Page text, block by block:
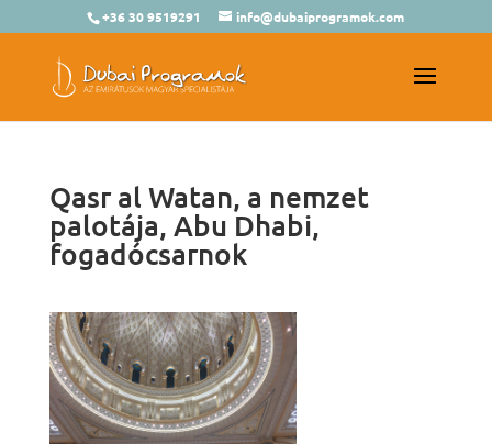
+36 30 9519291 info@dubaiprogramok.com
Qasr al Watan, a nemzet
palotája, Abu Dhabi,
fogadócsarnok